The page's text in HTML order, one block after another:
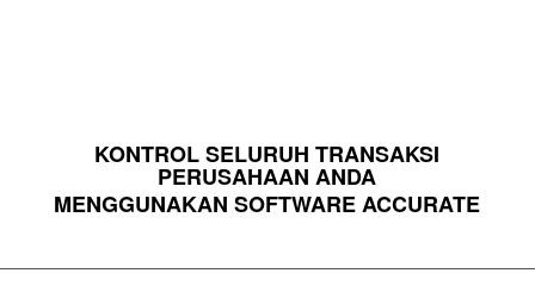
KONTROL SELURUH TRANSAKSI
PERUSAHAAN ANDA
MENGGUNAKAN SOFTWARE ACCURATE